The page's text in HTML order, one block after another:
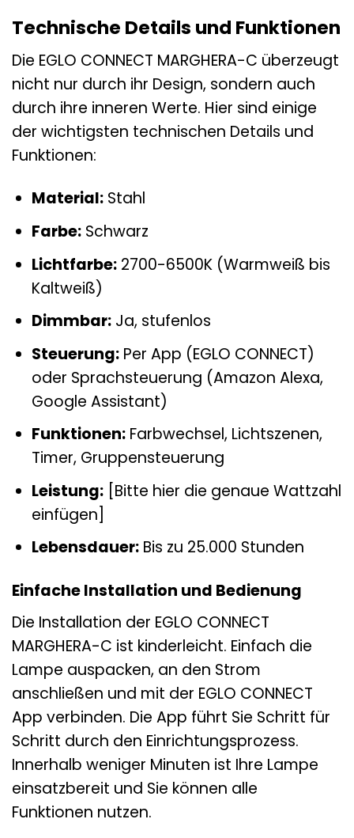
Technische Details und Funktionen
Die EGLO CONNECT MARGHERA-C überzeugt
nicht nur durch ihr Design, sondern auch
durch ihre inneren Werte. Hier sind einige
der wichtigsten technischen Details und
Funktionen:
Material:Stahl
Farbe:Schwarz
Lichtfarbe:2700-6500K (Warmweiß bis
Kaltweiß)
Dimmbar:Ja, stufenlos
Steuerung:Per App (EGLO CONNECT)
oder Sprachsteuerung (Amazon Alexa,
Google Assistant)
Funktionen:Farbwechsel, Lichtszenen,
Timer, Gruppensteuerung
Leistung:[Bitte hier die genaue Wattzahl
einfügen]
Lebensdauer:Bis zu 25.000 Stunden
Einfache Installation und Bedienung
Die Installation der EGLO CONNECT
MARGHERA-C ist kinderleicht. Einfach die
Lampe auspacken, an den Strom
anschließen und mit der EGLO CONNECT
App verbinden. Die App führt Sie Schritt für
Schritt durch den Einrichtungsprozess.
Innerhalb weniger Minuten ist Ihre Lampe
einsatzbereit und Sie können alle
Funktionen nutzen.